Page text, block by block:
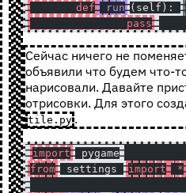
	def
run (self):
		pass
Сейчас ничего не
объявили что будем что-
нарисовали. Давайте
отрисовки. Для этого
tile.py .
import
pygame
from
settings import *